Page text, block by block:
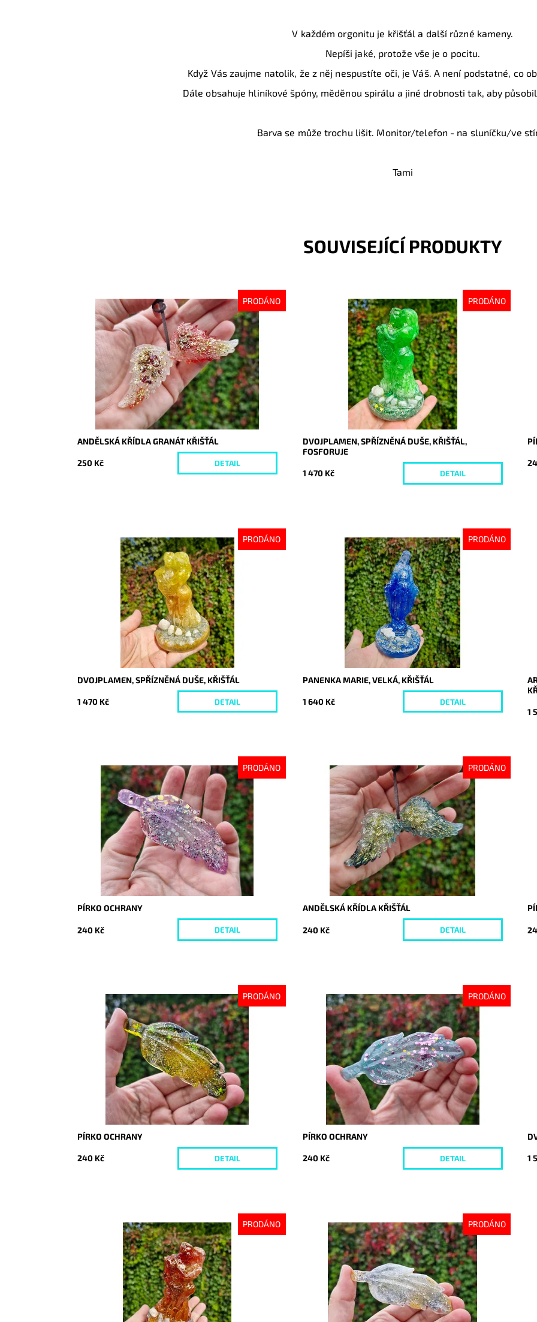
V každém orgonitu je křišťál a další různé kameny.
Nepíši jaké, protože vše je o pocitu.
Když Vás zaujme natolik, že z něj nespustíte oči, je Váš. A není podstatné, co
Dále obsahuje hliníkové špóny, měděnou spirálu a jiné drobnosti tak, aby
Barva se může trochu lišit. Monitor/telefon - na sluníčku/ve
Tami
SOUVISEJÍCÍ PRODUKTY
PRODÁNO
Dostupnost:
Vyprodáno
10357
ANDĚLSKÁ KŘÍDLA GRANÁT KŘIŠŤÁL
250 Kč DETAIL
PRODÁNO
Vyprodáno
10326
DVOJPLAMEN, SPŘÍZNĚNÁ DUŠE, KŘIŠŤÁL,
FOSFORUJE
1 470 Kč DETAIL
PRODÁNO
Dostupnost:
Vyprodáno
10367
DVOJPLAMEN, SPŘÍZNĚNÁ DUŠE, KŘIŠŤÁL
1 470 Kč DETAIL
PRODÁNO
Dostupnost:
Vyprodáno
10332
PANENKA MARIE, VELKÁ, KŘIŠŤÁL
1 640 Kč DETAIL
1
PRODÁNO
Dostupnost:
Vyprodáno
10383
PÍRKO OCHRANY
240 Kč DETAIL
PRODÁNO
Dostupnost:
Vyprodáno
10358
ANDĚLSKÁ KŘÍDLA KŘIŠŤÁL
240 Kč DETAIL
PRODÁNO
Dostupnost:
Vyprodáno
10387
PÍRKO OCHRANY
240 Kč DETAIL
PRODÁNO
Dostupnost:
Vyprodáno
10388
PÍRKO OCHRANY
240 Kč DETAIL 1
PRODÁNO
Vyprodáno
10328
PRODÁNO
Dostupnost:
Vyprodáno
10389